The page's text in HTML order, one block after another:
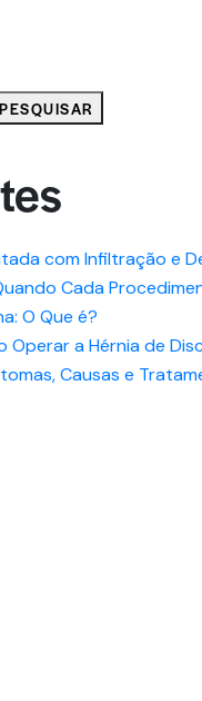
PESQUISAR
com Infiltração e
Cada
O Que é?
Operar a Hérnia de
Causas e